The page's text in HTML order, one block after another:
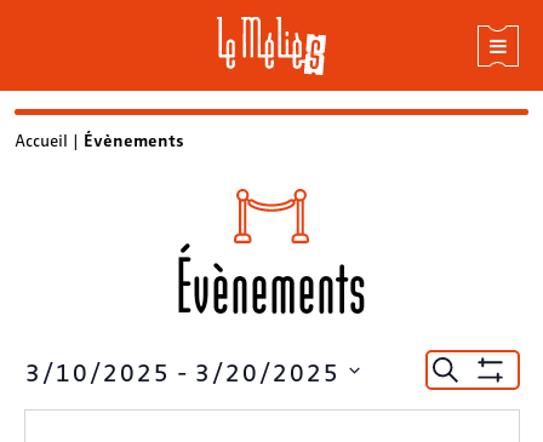
SkipAccueil | Évènements
Évènements
et
Recherche
Montrer
Les
3/10/2025 - 3/20/2025